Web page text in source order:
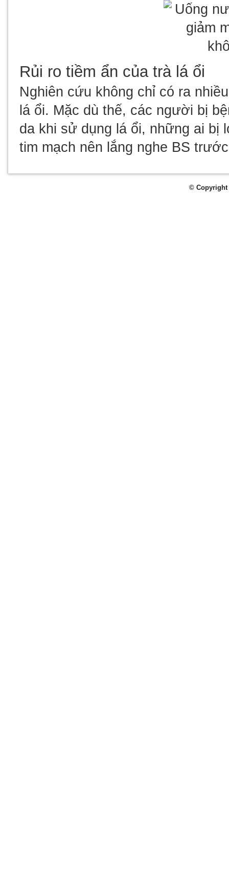
Rủi ro tiềm ẩn của trà lá ổi
Nghiên cứu không chỉ có ra
lá ổi. Mặc dù thế, các người bị
da khi sử dụng lá ổi, những ai bị
tim mạch nên lắng nghe BS
© Copyright